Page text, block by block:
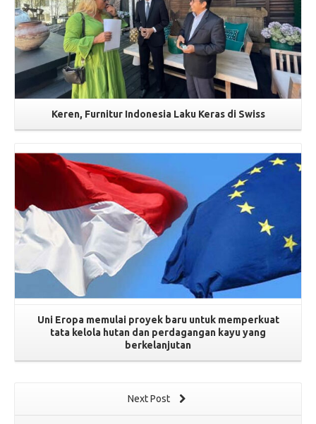
Keren, Furnitur Indonesia Laku Keras di Swiss
Uni Eropa memulai proyek baru untuk memperkuat
tata kelola hutan dan perdagangan kayu yang
berkelanjutan
Next Post